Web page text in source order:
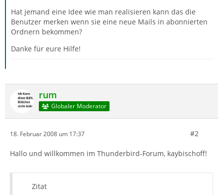
Hat jemand eine Idee wie man realisieren kann das die
Benutzer merken wenn sie eine neue Mails in abonnierten
Ordnern bekommen?
Danke für eure Hilfe!
rum
Globaler Moderator
18. Februar 2008 um 17:37 #2
Hallo und willkommen im Thunderbird-Forum, kaybischoff!
Zitat